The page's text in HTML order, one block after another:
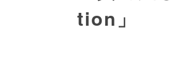
tion」